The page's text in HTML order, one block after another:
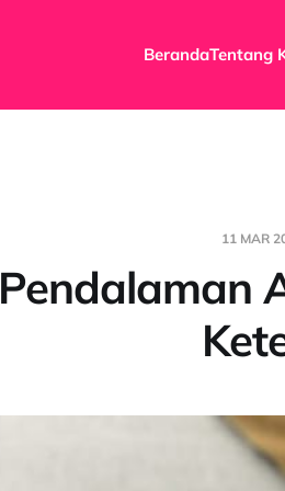
BerandaTentang
11 MAR
Pendalaman